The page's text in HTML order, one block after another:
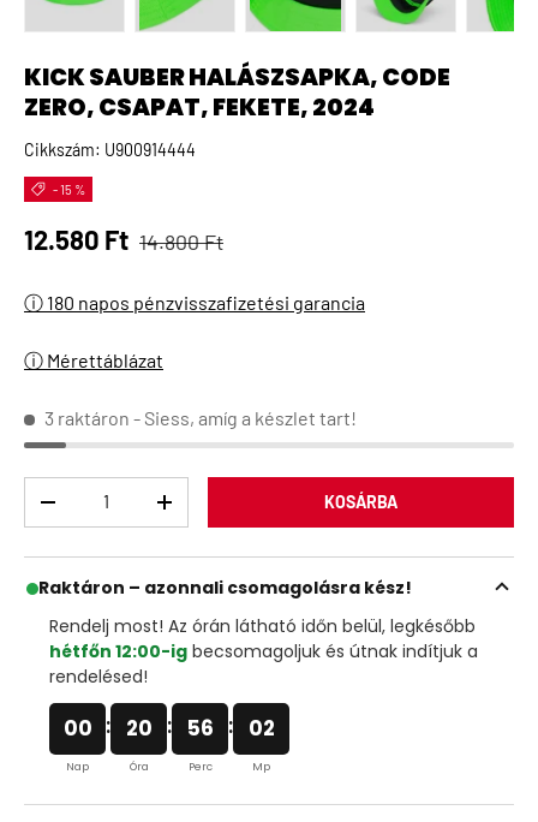
KICK SAUBER HALÁSZSAPKA, CODE
ZERO, CSAPAT, FEKETE, 2024
Cikkszám: U900914444
- 15 %
Eladási ár
12.580 Ft Normál ár
14.800 Ft
ⓘ 180 napos pénzvisszafizetési garancia
ⓘ Mérettáblázat
3 raktáron - Siess, amíg a készlet tart!
KOSÁRBA
Raktáron – azonnali csomagolásra kész!
Rendelj most! Az órán látható időn belül, legkésőbb
hétfőn 12:00-ig becsomagoljuk és útnak indítjuk a
rendelésed!
00
Nap
: 20
Óra
: 56
Perc
: 01
Mp